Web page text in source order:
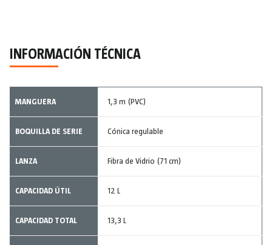
INFORMACIÓN TÉCNICA
MANGUERA 1,3 m (PVC)
BOQUILLA DE SERIE Cónica regulable
LANZA Fibra de Vidrio (71 cm)
CAPACIDAD ÚTIL 12 L
CAPACIDAD TOTAL 13,3 L